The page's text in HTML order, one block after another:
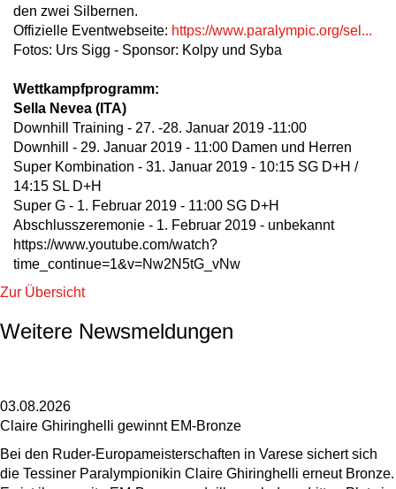
den zwei Silbernen.
Offizielle Eventwebseite: https://www.paralympic.org/sel...
Fotos: Urs Sigg - Sponsor: Kolpy und Syba
Wettkampfprogramm:
Sella Nevea (ITA)
Downhill Training - 27. -28. Januar 2019 -11:00
Downhill - 29. Januar 2019 - 11:00 Damen und Herren
Super Kombination - 31. Januar 2019 - 10:15 SG D+H /
14:15 SL D+H
Super G - 1. Februar 2019 - 11:00 SG D+H
Abschlusszeremonie - 1. Februar 2019 - unbekannt
https://www.youtube.com/watch?
time_continue=1&v=Nw2N5tG_vNw
Zur Übersicht
Weitere Newsmeldungen
03.08.2026
Claire Ghiringhelli gewinnt EM-Bronze
Bei den Ruder-Europameisterschaften in Varese sichert sich
die Tessiner Paralympionikin Claire Ghiringhelli erneut Bronze.